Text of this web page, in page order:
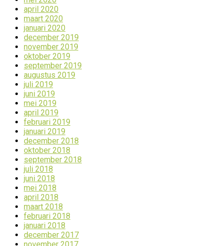
april 2020
maart 2020
januari 2020
december 2019
november 2019
oktober 2019
september 2019
augustus 2019
juli 2019
juni 2019
mei 2019
april 2019
februari 2019
januari 2019
december 2018
oktober 2018
september 2018
juli 2018
juni 2018
mei 2018
april 2018
maart 2018
februari 2018
januari 2018
december 2017